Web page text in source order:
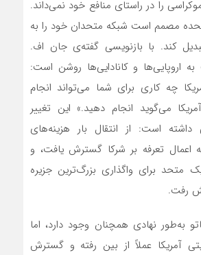
را در راستای منافع خود نمی‌داند.
مصمم است شبکه‌ متحدان خود را به
کند. با بازنویسی گفته‌ی جان اف.
اروپایی‌ها و کانادایی‌ها روشن است:
چه کاری برای شما می‌تواند انجام
می‌گوید انجام دهید.» این تغییر
داشته است: از انتقال بار هزینه‌های
اعمال تعرفه بر شرکا گسترش یافت، و
متحد برای واگذاری بزرگ‌ترین جزیره‌
رفت.
به‌طور نهادی همچنان وجود دارد، اما
آمریکا عملاً از بین رفته و گسترش